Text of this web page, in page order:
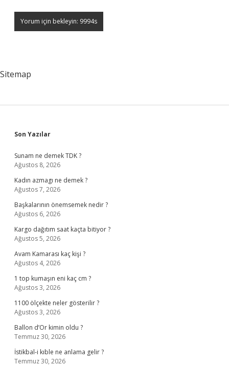
Sitemap
Sidebar
Son Yazılar
Sunam ne demek TDK ?
Ağustos 8, 2026
Kadın azmagı ne demek ?
Ağustos 7, 2026
Başkalarının önemsemek nedir ?
Ağustos 6, 2026
Kargo dağıtım saat kaçta bitiyor ?
Ağustos 5, 2026
Avam Kamarası kaç kişi ?
Ağustos 4, 2026
1 top kumaşın eni kaç cm ?
Ağustos 3, 2026
1100 ölçekte neler gösterilir ?
Ağustos 3, 2026
Ballon d’Or kimin oldu ?
Temmuz 30, 2026
İstikbal-i kıble ne anlama gelir ?
Temmuz 30, 2026